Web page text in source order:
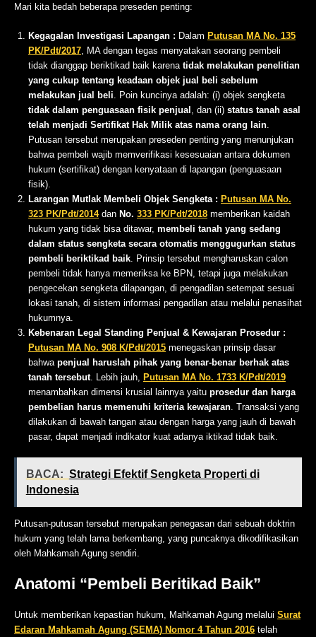
Mari kita bedah beberapa preseden penting:
Kegagalan Investigasi Lapangan : Dalam Putusan MA No. 135
PK/Pdt/2017, MA dengan tegas menyatakan seorang pembeli
tidak dianggap beriktikad baik karena tidak melakukan penelitian
yang cukup tentang keadaan objek jual beli sebelum
melakukan jual beli. Poin kuncinya adalah: (i) objek sengketa
tidak dalam penguasaan fisik penjual , dan (ii) status tanah asal
telah menjadi Sertifikat Hak Milik atas nama orang lain.
Putusan tersebut merupakan preseden penting yang menunjukan
bahwa pembeli wajib memverifikasi kesesuaian antara dokumen
hukum (sertifikat) dengan kenyataan di lapangan (penguasaan
fisik).
Larangan Mutlak Membeli Objek Sengketa : Putusan MA No.
323 PK/Pdt/2014dan No. 333 PK/Pdt/2018 memberikan kaidah
hukum yang tidak bisa ditawar, membeli tanah yang sedang
dalam status sengketa secara otomatis menggugurkan status
pembeli beriktikad baik. Prinsip tersebut mengharuskan calon
pembeli tidak hanya memeriksa ke BPN, tetapi juga melakukan
pengecekan sengketa dilapangan, di pengadilan setempat sesuai
lokasi tanah, di sistem informasi pengadilan atau melalui penasihat
hukumnya.
Kebenaran Legal Standing Penjual & Kewajaran Prosedur :
Putusan MA No. 908 K/Pdt/2015 menegaskan prinsip dasar
bahwa penjual haruslah pihak yang benar-benar berhak atas
tanah tersebut. Lebih jauh, Putusan MA No. 1733 K/Pdt/2019
menambahkan dimensi krusial lainnya yaitu prosedur dan harga
pembelian harus memenuhi kriteria kewajaran. Transaksi yang
dilakukan di bawah tangan atau dengan harga yang jauh di bawah
pasar, dapat menjadi indikator kuat adanya iktikad tidak baik.
BACA: Strategi Efektif Sengketa Properti di
Indonesia
Putusan-putusan tersebut merupakan penegasan dari sebuah doktrin
hukum yang telah lama berkembang, yang puncaknya dikodifikasikan
oleh Mahkamah Agung sendiri.
Anatomi “Pembeli Beritikad Baik”
Untuk memberikan kepastian hukum, Mahkamah Agung melalui Surat
Edaran Mahkamah Agung (SEMA) Nomor 4 Tahun 2016 telah